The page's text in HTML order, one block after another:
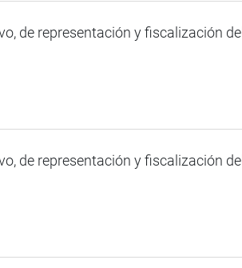
de representación y fiscalización del
de representación y fiscalización del